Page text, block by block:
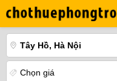
Tây Hồ, Hà Nội
Chọn giá